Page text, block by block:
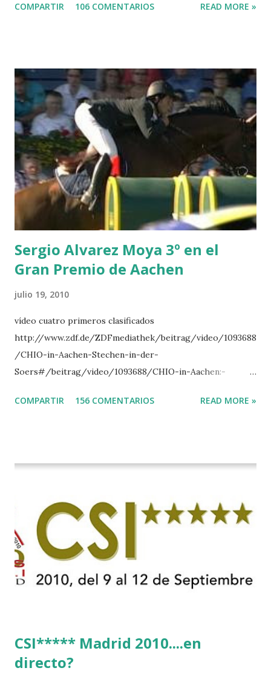
-EPAILLARD 7 GIG AMAI M WHITAKER 8 SILVANA DU
POWER - MILLAR 5 ARMANIE -VOORN 6 QUERLYBET
HERO -LEJAUNE 7 MO CHROI - O’BRIEN 8 CARMENA Z -
BREEN 9 JALLA DE GAVIERE -RAMZY AL DUHAMI 10
NOVEL -PHILIPPAERTS 3 triple 1 LATE NIGHT -LEVY 2 K
CLUB LADY -O’CONNOR 3 QUICK STUDY - HOUGH 4
LORENZO -AHLMANN 5 L’ESPOIR -GULLIKSEN 6
TOPINAMBOUR -LEPREVOST 7 WISCONSIN 111 -MOYA 8
INTERTOY Z - BRASH 9 HERALD –CORDON 10 SELDANA
DI CAMPALTO -SHARBATLY Vuelta Triunfal... el ganador
del Gran Premio en su vuelta de honor
COMPARTIR 106 COMENTARIOS READ MORE »
Sergio Alvarez Moya 3º en el
Gran Premio de Aachen
julio 19, 2010
vídeo cuatro primeros clasificados
http://www.zdf.de/ZDFmediathek/beitrag/video/1093688
/CHIO-in-Aachen-Stechen-in-der-
Soers#/beitrag/video/1093688/CHIO-in-Aachen:-
COMPARTIR 156 COMENTARIOS READ MORE »
CSI***** Madrid 2010....en
directo?